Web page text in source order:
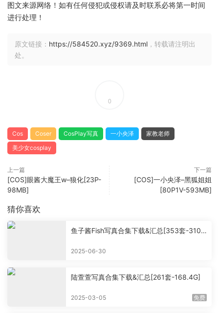
图文来源网络！如有任何侵犯或侵权请及时联系必将第一时间
进行处理！
原文链接： https://584520.xyz/9369.html ，转载请注明出
处。
0
Cos Coser CosPlay写真 一小央泽
家教老师
美少女cosplay
上一篇
[COS]眼酱大魔王w–狼化[23P-
98MB]
下一篇
[COS]一小央泽–黑狐姐姐
[80P1V-593MB]
猜你喜欢
鱼子酱Fish写真合集下载&汇总[353套-310.
2025-06-30
陆萱萱写真合集下载&汇总[261套-168.4G]
2025-03-05 免费